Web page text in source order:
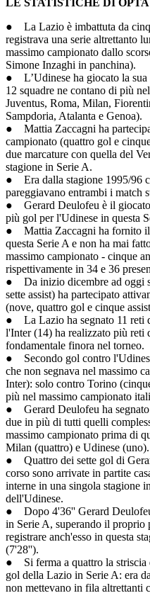
LE STATISTICHE DI OPTA
● La Lazio è imbattuta da
registrava una serie altrettanto
massimo campionato dallo
Simone Inzaghi in panchina).
● L’Udinese ha giocato la sua
12 squadre ne contano di più
Juventus, Roma, Milan,
Sampdoria, Atalanta e Genoa).
● Mattia Zaccagni ha
campionato (quattro gol e
due marcature con quella del
stagione in Serie A.
● Era dalla stagione 1995/96
pareggiavano entrambi i match
● Gerard Deulofeu è il
più gol per l'Udinese in questa
● Mattia Zaccagni ha fornito il
questa Serie A e non ha mai
massimo campionato - cinque
rispettivamente in 34 e 36
● Da inizio dicembre ad oggi
sette assist) ha partecipato
(nove, quattro gol e cinque
● La Lazio ha segnato 11 reti
l'Inter (14) ha realizzato più reti
fondamentale finora nel torneo.
● Secondo gol contro
che non segnava nel massimo
Inter): solo contro Torino
più nel massimo campionato
● Gerard Deulofeu ha segnato
due in più di tutti quelli
massimo campionato prima di
Milan (quattro) e Udinese (uno).
● Quattro dei sette gol di
corso sono arrivate in partite
interne in una singola stagione
dell'Udinese.
● Dopo 4'36'' Gerard
in Serie A, superando il proprio
registrare anch'esso in questa
(7'28'').
● Si ferma a quattro la striscia
gol della Lazio in Serie A: era
non mettevano in fila altrettanti